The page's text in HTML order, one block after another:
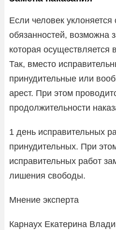
Если человек уклоняется
обязанностей, возможна
которая осуществляется
Так, вместо
принудительные или
арест. При этом
продолжительности
1 день исправительных
принудительных. При
исправительных работ
лишения свободы.
Мнение эксперта
Карнаух Екатерина